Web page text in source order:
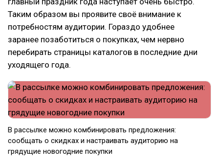
Таким образом вы проявите своё внимание к
потребностям аудитории. Гораздо удобнее
заранее позаботиться о покупках, чем нервно
перебирать страницы каталогов в последние дни
уходящего года.
В рассылке можно комбинировать предложения:
сообщать о скидках и настраивать аудиторию на
грядущие новогодние покупки